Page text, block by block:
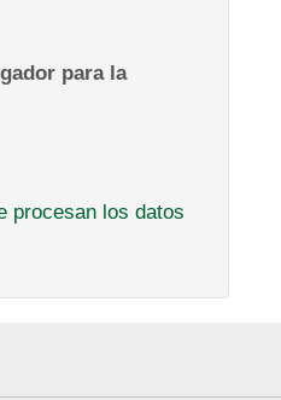
para la
procesan los datos